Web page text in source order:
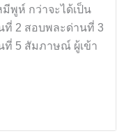
พูห์ กว่าจะได้เป็น
ที่ 2 สอบพละด่านที่ 3
ที่ 5 สัมภาษณ์ ผู้เข้า